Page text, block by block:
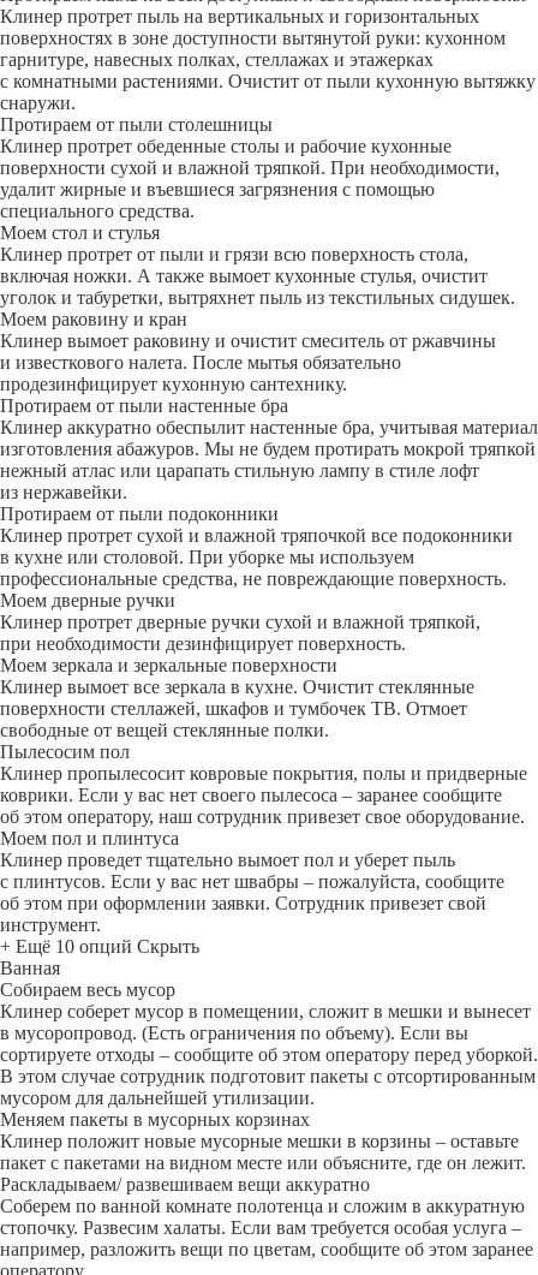
Клинер протрет пыль на вертикальных и горизонтальных
поверхностях в зоне доступности вытянутой руки: кухонном
гарнитуре, навесных полках, стеллажах и этажерках
с комнатными растениями. Очистит от пыли кухонную вытяжку
снаружи.
Протираем от пыли столешницы
Клинер протрет обеденные столы и рабочие кухонные
поверхности сухой и влажной тряпкой. При необходимости,
удалит жирные и въевшиеся загрязнения с помощью
специального средства.
Моем стол и стулья
Клинер протрет от пыли и грязи всю поверхность стола,
включая ножки. А также вымоет кухонные стулья, очистит
уголок и табуретки, вытряхнет пыль из текстильных сидушек.
Моем раковину и кран
Клинер вымоет раковину и очистит смеситель от ржавчины
и известкового налета. После мытья обязательно
продезинфицирует кухонную сантехнику.
Протираем от пыли настенные бра
Клинер аккуратно обеспылит настенные бра, учитывая материал
изготовления абажуров. Мы не будем протирать мокрой тряпкой
нежный атлас или царапать стильную лампу в стиле лофт
из нержавейки.
Протираем от пыли подоконники
Клинер протрет сухой и влажной тряпочкой все подоконники
в кухне или столовой. При уборке мы используем
профессиональные средства, не повреждающие поверхность.
Моем дверные ручки
Клинер протрет дверные ручки сухой и влажной тряпкой,
при необходимости дезинфицирует поверхность.
Моем зеркала и зеркальные поверхности
Клинер вымоет все зеркала в кухне. Очистит стеклянные
поверхности стеллажей, шкафов и тумбочек ТВ. Отмоет
свободные от вещей стеклянные полки.
Пылесосим пол
Клинер пропылесосит ковровые покрытия, полы и придверные
коврики. Если у вас нет своего пылесоса – заранее сообщите
об этом оператору, наш сотрудник привезет свое оборудование.
Моем пол и плинтуса
Клинер проведет тщательно вымоет пол и уберет пыль
с плинтусов. Если у вас нет швабры – пожалуйста, сообщите
об этом при оформлении заявки. Сотрудник привезет свой
инструмент.
+ Ещё 10 опций Скрыть
Ванная
Собираем весь мусор
Клинер соберет мусор в помещении, сложит в мешки и вынесет
в мусоропровод. (Есть ограничения по объему). Если вы
сортируете отходы – сообщите об этом оператору перед уборкой.
В этом случае сотрудник подготовит пакеты с отсортированным
мусором для дальнейшей утилизации.
Меняем пакеты в мусорных корзинах
Клинер положит новые мусорные мешки в корзины – оставьте
пакет с пакетами на видном месте или объясните, где он лежит.
Раскладываем/ развешиваем вещи аккуратно
Соберем по ванной комнате полотенца и сложим в аккуратную
стопочку. Развесим халаты. Если вам требуется особая услуга –
например, разложить вещи по цветам, сообщите об этом заранее
оператору.